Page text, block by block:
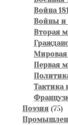
Война
Войны и
Вторая
Мировая
Первая
Тактика
Поэзия 7575